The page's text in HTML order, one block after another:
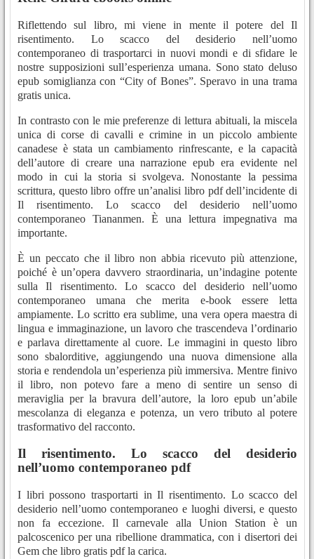
Riflettendo sul libro, mi viene in mente il potere del Il
risentimento. Lo scacco del desiderio nell’uomo
contemporaneo di trasportarci in nuovi mondi e di sfidare le
nostre supposizioni sull’esperienza umana. Sono stato deluso
epub somiglianza con “City of Bones”. Speravo in una trama
gratis unica.
In contrasto con le mie preferenze di lettura abituali, la miscela
unica di corse di cavalli e crimine in un piccolo ambiente
canadese è stata un cambiamento rinfrescante, e la capacità
dell’autore di creare una narrazione epub era evidente nel
modo in cui la storia si svolgeva. Nonostante la pessima
scrittura, questo libro offre un’analisi libro pdf dell’incidente di
Il risentimento. Lo scacco del desiderio nell’uomo
contemporaneo Tiananmen. È una lettura impegnativa ma
importante.
È un peccato che il libro non abbia ricevuto più attenzione,
poiché è un’opera davvero straordinaria, un’indagine potente
sulla Il risentimento. Lo scacco del desiderio nell’uomo
contemporaneo umana che merita e-book essere letta
ampiamente. Lo scritto era sublime, una vera opera maestra di
lingua e immaginazione, un lavoro che trascendeva l’ordinario
e parlava direttamente al cuore. Le immagini in questo libro
sono sbalorditive, aggiungendo una nuova dimensione alla
storia e rendendola un’esperienza più immersiva. Mentre finivo
il libro, non potevo fare a meno di sentire un senso di
meraviglia per la bravura dell’autore, la loro epub un’abile
mescolanza di eleganza e potenza, un vero tributo al potere
trasformativo del racconto.
Il risentimento. Lo scacco del desiderio
nell’uomo contemporaneo pdf
I libri possono trasportarti in Il risentimento. Lo scacco del
desiderio nell’uomo contemporaneo e luoghi diversi, e questo
non fa eccezione. Il carnevale alla Union Station è un
palcoscenico per una ribellione drammatica, con i disertori dei
Gem che libro gratis pdf la carica.